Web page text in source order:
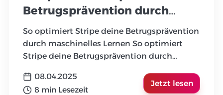
Betrugsprävention durch
maschinelles Lernen
So optimiert Stripe deine Betrugsprävention
durch maschinelles Lernen So optimiert
Stripe deine Betrugsprävention durch
08.04.2025
8 min Lesezeit
Jetzt lesen